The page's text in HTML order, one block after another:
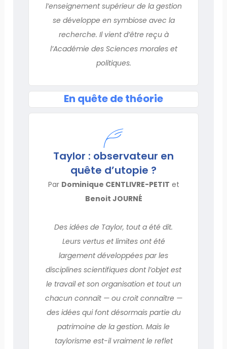
l’enseignement supérieur de la gestion
se développe en symbiose avec la
recherche. Il vient d’être reçu à
l’Académie des Sciences morales et
politiques.
En quête de théorie
Taylor : observateur en
quête d’utopie ?
Par Dominique CENTLIVRE-PETIT et
Benoit JOURNÉ
Des idées de Taylor, tout a été dit.
Leurs vertus et limites ont été
largement développées par les
disciplines scientifiques dont l’objet est
le travail et son organisation et tout un
chacun connaît — ou croit connaître —
des idées qui font désormais partie du
patrimoine de la gestion. Mais le
taylorisme est-il vraiment le reflet